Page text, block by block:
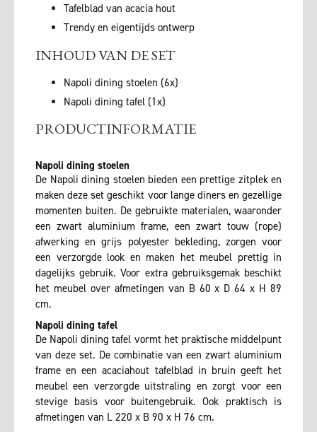
Tafelblad van acacia hout
Trendy en eigentijds ontwerp
INHOUD VAN DE SET
Napoli dining stoelen (6x)
Napoli dining tafel (1x)
PRODUCTINFORMATIE
Napoli dining stoelen
De Napoli dining stoelen bieden een prettige zitplek en
maken deze set geschikt voor lange diners en gezellige
momenten buiten. De gebruikte materialen, waaronder
een zwart aluminium frame, een zwart touw (rope)
afwerking en grijs polyester bekleding, zorgen voor
een verzorgde look en maken het meubel prettig in
dagelijks gebruik. Voor extra gebruiksgemak beschikt
het meubel over afmetingen van B 60 x D 64 x H 89
cm.
Napoli dining tafel
De Napoli dining tafel vormt het praktische middelpunt
van deze set. De combinatie van een zwart aluminium
frame en een acaciahout tafelblad in bruin geeft het
meubel een verzorgde uitstraling en zorgt voor een
stevige basis voor buitengebruik. Ook praktisch is
afmetingen van L 220 x B 90 x H 76 cm.